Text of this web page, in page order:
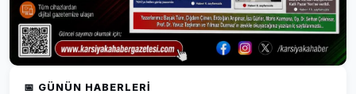
📅 GÜNÜN HABERLERI